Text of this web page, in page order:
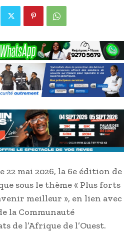
22 mai 2026, la 6e édition de
sous le thème « Plus forts
meilleur », en lien avec
la Communauté
de l’Afrique de l’Ouest.